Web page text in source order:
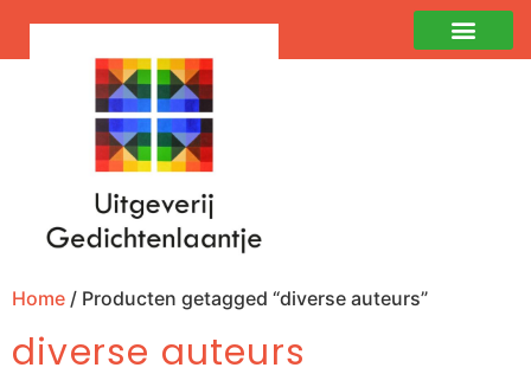
Home / Producten getagged “diverse auteurs”
diverse auteurs